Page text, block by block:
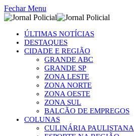
Fechar Menu
ÚLTIMAS NOTÍCIAS
DESTAQUES
CIDADE E REGIÃO
GRANDE ABC
GRANDE SP
ZONA LESTE
ZONA NORTE
ZONA OESTE
ZONA SUL
BALCÃO DE EMPREGOS
COLUNAS
CULINÁRIA PAULISTANA